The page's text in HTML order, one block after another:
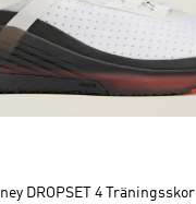
DROPSET 4 Träningsskor